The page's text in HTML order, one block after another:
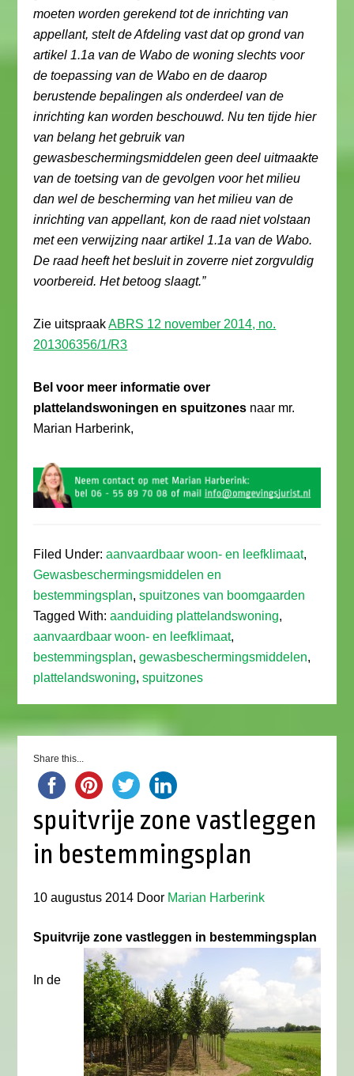
moeten worden gerekend tot de inrichting van
appellant, stelt de Afdeling vast dat op grond van
artikel 1.1a van de Wabo de woning slechts voor
de toepassing van de Wabo en de daarop
berustende bepalingen als onderdeel van de
inrichting kan worden beschouwd. Nu ten tijde hier
van belang het gebruik van
gewasbeschermingsmiddelen geen deel uitmaakte
van de toetsing van de gevolgen voor het milieu
dan wel de bescherming van het milieu van de
inrichting van appellant, kon de raad niet volstaan
met een verwijzing naar artikel 1.1a van de Wabo.
De raad heeft het besluit in zoverre niet zorgvuldig
voorbereid. Het betoog slaagt.”
Zie uitspraakABRS 12 november 2014, no.
201306356/1/R3
Bel voor meer informatie over
plattelandswoningen en spuitzones naar mr.
Marian Harberink,
Filed Under:aanvaardbaar woon- en leefklimaat,
Gewasbeschermingsmiddelen en
bestemmingsplan,spuitzones van boomgaarden
Tagged With:aanduiding plattelandswoning,
aanvaardbaar woon- en leefklimaat,
bestemmingsplan,gewasbeschermingsmiddelen,
plattelandswoning,spuitzones
Share this...
spuitvrije zone vastleggen
in bestemmingsplan
10 augustus 2014 Door Marian Harberink
Spuitvrije zone vastleggen in bestemmingsplan
In de